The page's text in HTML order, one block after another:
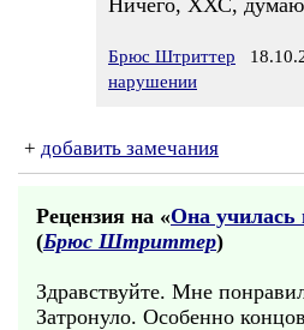
Ничего, ХХС,
Брюс Штриттер
нарушении
+ добавить замечания
Рецензия на «Она училась
(Брюс Штриттер)
Здравствуйте. Мне
Затронуло. Особенно